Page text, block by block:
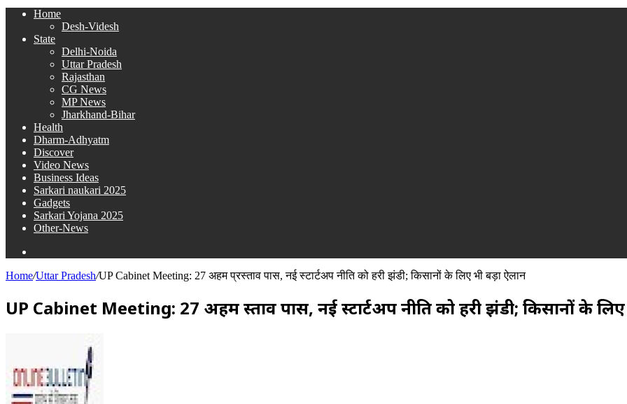
Home
Desh-Videsh
State
Delhi-Noida
Uttar Pradesh
Rajasthan
CG News
MP News
Jharkhand-Bihar
Health
Dharm-Adhyatm
Discover
Video News
Business Ideas
Sarkari naukari 2025
Gadgets
Sarkari Yojana 2025
Other-News
Home/Uttar Pradesh/UP Cabinet Meeting: 27 अहम प्रस्ताव पास, नई स्टार्टअप नीति को हरी झंडी; किसानों के लिए भी बड़ा ऐलान
UP Cabinet Meeting: 27 अहम प्रस्ताव पास, नई स्टार्टअप नीति को हरी झंडी; किसानों के